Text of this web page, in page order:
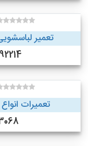
تعمیر
تعمیرات انواع